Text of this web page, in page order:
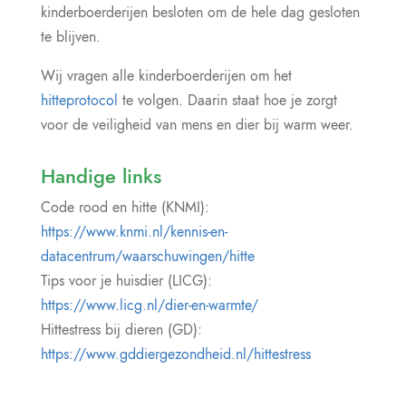
kinderboerderijen besloten om de hele dag gesloten
te blijven.
Wij vragen alle kinderboerderijen om het
hitteprotocol te volgen. Daarin staat hoe je zorgt
voor de veiligheid van mens en dier bij warm weer.
Handige links
Code rood en hitte (KNMI):
https://www.knmi.nl/kennis-en-
datacentrum/waarschuwingen/hitte
Tips voor je huisdier (LICG):
https://www.licg.nl/dier-en-warmte/
Hittestress bij dieren (GD):
https://www.gddiergezondheid.nl/hittestress